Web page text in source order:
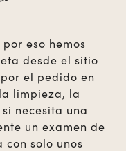
eso hemos
desde el sitio
el pedido en
limpieza, la
necesita una
un examen de
solo unos